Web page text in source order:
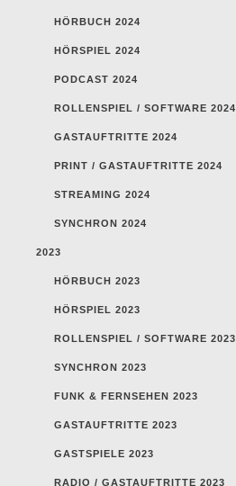
HÖRBUCH 2024
HÖRSPIEL 2024
PODCAST 2024
ROLLENSPIEL / SOFTWARE 2024
GASTAUFTRITTE 2024
PRINT / GASTAUFTRITTE 2024
STREAMING 2024
SYNCHRON 2024
2023
HÖRBUCH 2023
HÖRSPIEL 2023
ROLLENSPIEL / SOFTWARE 2023
SYNCHRON 2023
FUNK & FERNSEHEN 2023
GASTAUFTRITTE 2023
GASTSPIELE 2023
RADIO / GASTAUFTRITTE 2023